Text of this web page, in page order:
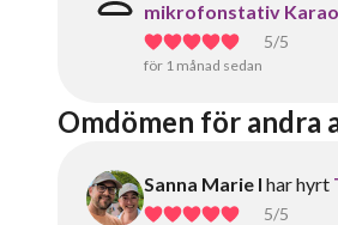
mikrofonstativ
5/5
för 1 månad sedan
Omdömen för andra
Sanna Marie I har hyrt
5/5